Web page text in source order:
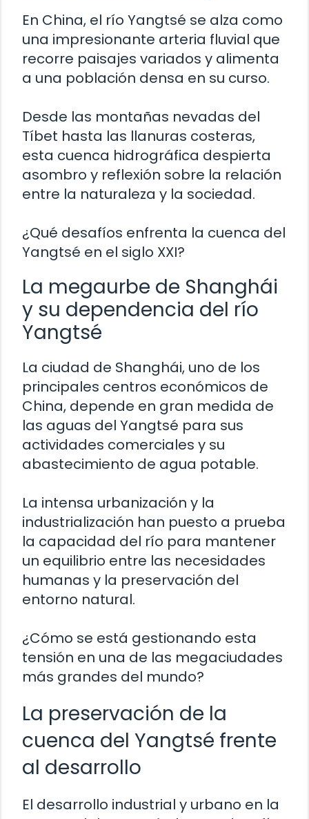
En China, el río Yangtsé se alza como
una impresionante arteria fluvial que
recorre paisajes variados y alimenta
a una población densa en su curso.
Desde las montañas nevadas del
Tíbet hasta las llanuras costeras,
esta cuenca hidrográfica despierta
asombro y reflexión sobre la relación
entre la naturaleza y la sociedad.
¿Qué desafíos enfrenta la cuenca del
Yangtsé en el siglo XXI?
La megaurbe de Shanghái
y su dependencia del río
Yangtsé
La ciudad de Shanghái, uno de los
principales centros económicos de
China, depende en gran medida de
las aguas del Yangtsé para sus
actividades comerciales y su
abastecimiento de agua potable.
La intensa urbanización y la
industrialización han puesto a prueba
la capacidad del río para mantener
un equilibrio entre las necesidades
humanas y la preservación del
entorno natural.
¿Cómo se está gestionando esta
tensión en una de las megaciudades
más grandes del mundo?
La preservación de la
cuenca del Yangtsé frente
al desarrollo
El desarrollo industrial y urbano en la